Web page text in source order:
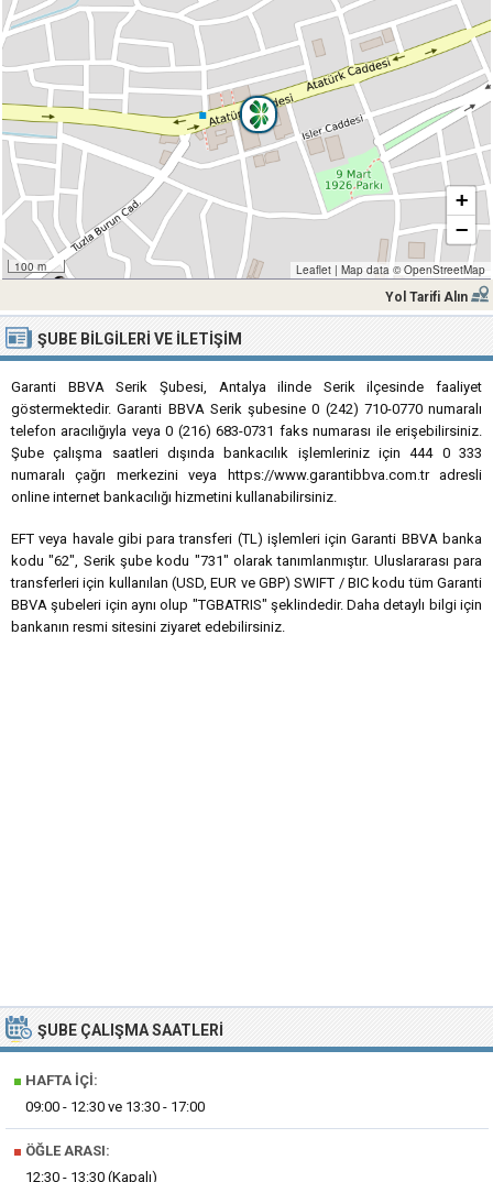
100 m
+
−
Leaflet | Map data ©OpenStreetMap
Yol Tarifi Alın
ŞUBE BILGILERI VE İLETIŞIM
Garanti BBVA Serik Şubesi, Antalya ilinde Serik ilçesinde faaliyet
göstermektedir. Garanti BBVA Serik şubesine 0 (242) 710-0770 numaralı
telefon aracılığıyla veya 0 (216) 683-0731 faks numarası ile erişebilirsiniz.
Şube çalışma saatleri dışında bankacılık işlemleriniz için 444 0 333
numaralı çağrı merkezini veya https://www.garantibbva.com.tr adresli
online internet bankacılığı hizmetini kullanabilirsiniz.
EFT veya havale gibi para transferi (TL) işlemleri için Garanti BBVA banka
kodu "62", Serik şube kodu "731" olarak tanımlanmıştır. Uluslararası para
transferleri için kullanılan (USD, EUR ve GBP) SWIFT / BIC kodu tüm Garanti
BBVA şubeleri için aynı olup "TGBATRIS" şeklindedir. Daha detaylı bilgi için
bankanın resmi sitesini ziyaret edebilirsiniz.
ŞUBE ÇALIŞMA SAATLERI
■ HAFTA İÇI:
09:00 - 12:30 ve 13:30 - 17:00
■ ÖĞLE ARASI:
12:30 - 13:30 (Kapalı)